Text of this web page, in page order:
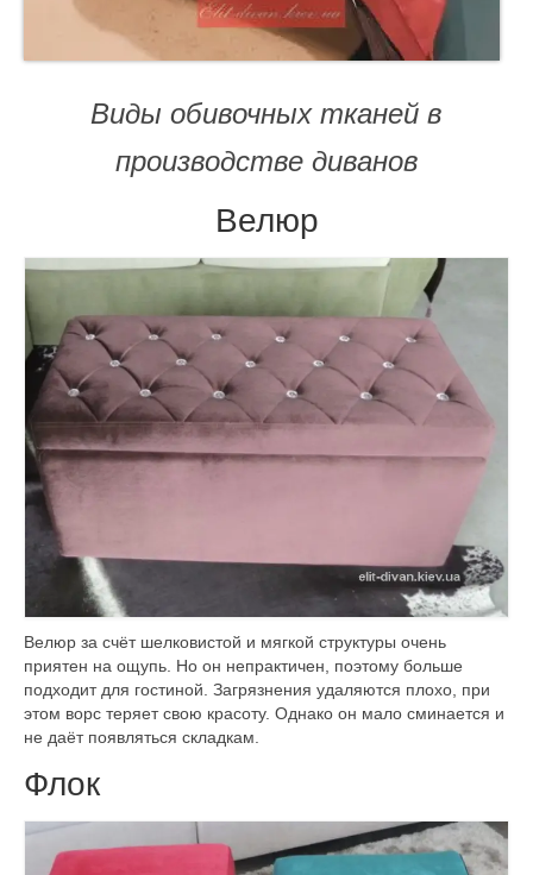
Виды обивочных тканей в
производстве диванов
Велюр
Велюр за счёт шелковистой и мягкой структуры очень
приятен на ощупь. Но он непрактичен, поэтому больше
подходит для гостиной. Загрязнения удаляются плохо, при
этом ворс теряет свою красоту. Однако он мало сминается и
не даёт появляться складкам.
Флок